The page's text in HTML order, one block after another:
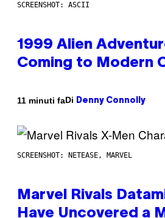
SCREENSHOT: ASCII
1999 Alien
Coming to Modern
11 minuti faDi Denny Connolly
SCREENSHOT: NETEASE, MARVEL
Marvel Rivals
Have Uncovered a